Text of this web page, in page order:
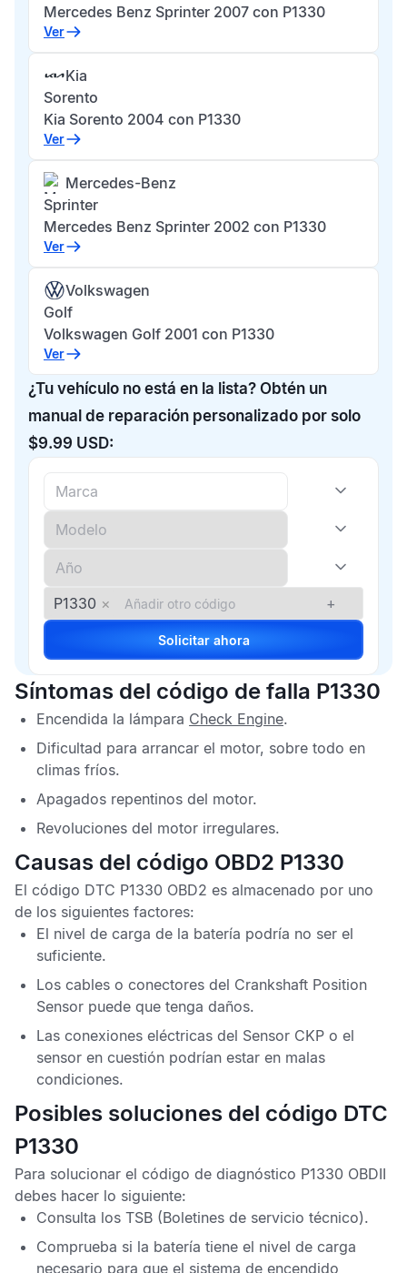
Mercedes Benz Sprinter 2007 con P1330
Ver
Kia
Sorento
Kia Sorento 2004 con P1330
Ver
Mercedes-Benz
Sprinter
Mercedes Benz Sprinter 2002 con P1330
Ver
Volkswagen
Golf
Volkswagen Golf 2001 con P1330
Ver
¿Tu vehículo no está en la lista? Obtén un
manual de reparación personalizado por solo
$9.99 USD:
P1330 × +
Solicitar ahora
Síntomas del código de falla P1330
Encendida la lámpara Check Engine.
Dificultad para arrancar el motor, sobre todo en
climas fríos.
Apagados repentinos del motor.
Revoluciones del motor irregulares.
Causas del código OBD2 P1330
El código DTC P1330 OBD2 es almacenado por uno
de los siguientes factores:
El nivel de carga de la batería podría no ser el
suficiente.
Los cables o conectores del Crankshaft Position
Sensor puede que tenga daños.
Las conexiones eléctricas del Sensor CKP o el
sensor en cuestión podrían estar en malas
condiciones.
Posibles soluciones del código DTC
P1330
Para solucionar el código de diagnóstico P1330 OBDII
debes hacer lo siguiente:
Consulta los TSB (Boletines de servicio técnico).
Comprueba si la batería tiene el nivel de carga
necesario para que el sistema de encendido